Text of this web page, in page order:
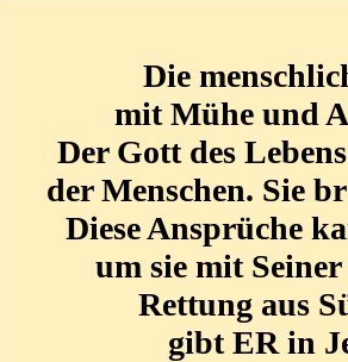
Die
mit Mühe und
Der Gott des
der Menschen. Sie
Diese Ansprüche
um sie mit
Rettung aus
gibt ER in